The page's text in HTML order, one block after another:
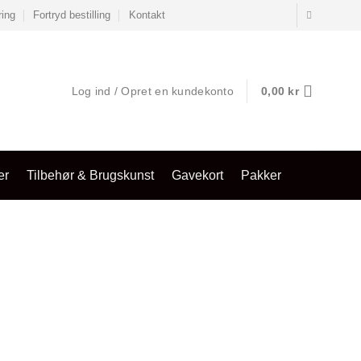
Fortryd bestilling Kontakt
Log ind / Opret en kundekonto 0,00 kr
Tilbehør & Brugskunst Gavekort Pakker